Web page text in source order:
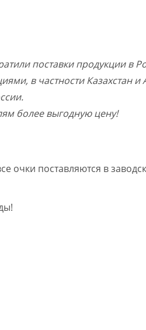
поставки продукции в
в частности Казахстан
более выгодную цену!
поставляются в